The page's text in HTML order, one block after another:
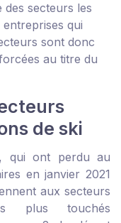
des secteurs les
qui
sont donc
au titre du
de ski
qui ont perdu au
en janvier 2021
aux secteurs
plus touchés